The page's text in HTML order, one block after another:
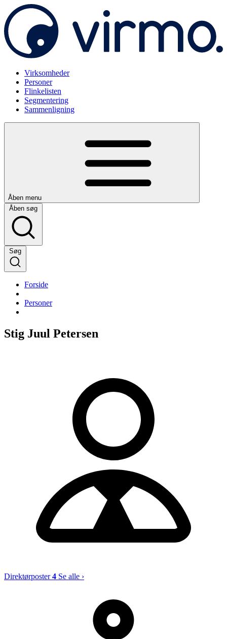
Virksomheder
Personer
Flinkelisten
Segmentering
Sammenligning
Åben menu
Åben søg
Søg
Forside
Personer
Stig Juul Petersen
Direktørposter4 Se alle ›